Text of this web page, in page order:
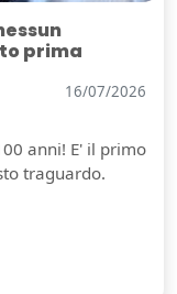
prima
16/07/2026
anni! E' il primo
traguardo.